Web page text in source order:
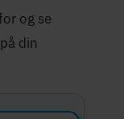
og se
din